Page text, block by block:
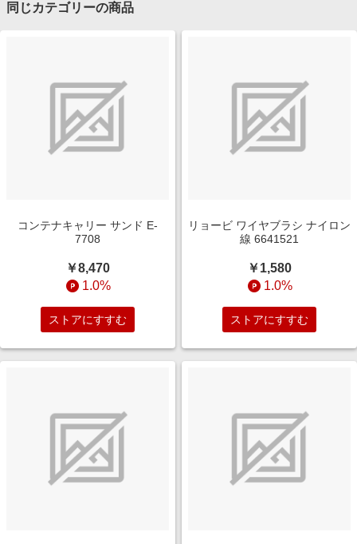
同じカテゴリーの商品
コンテナキャリー サンド E-
7708
￥8,470
1.0%
ストアにすすむ
リョービ ワイヤブラシ ナイロン
線 6641521
￥1,580
1.0%
ストアにすすむ